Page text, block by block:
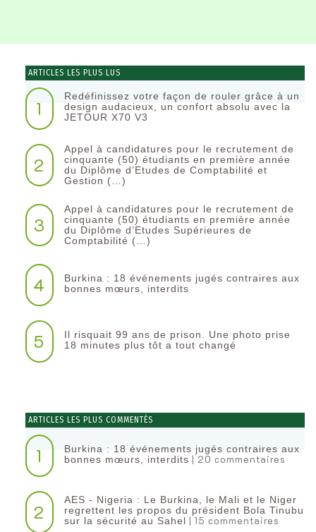
ARTICLES LES PLUS LUS
1
Redéfinissez votre façon de rouler grâce à un
design audacieux, un confort absolu avec la
JETOUR X70 V3
2
Appel à candidatures pour le recrutement de
cinquante (50) étudiants en première année
du Diplôme d’Etudes de Comptabilité et
Gestion (…)
3
Appel à candidatures pour le recrutement de
cinquante (50) étudiants en première année
du Diplôme d’Etudes Supérieures de
Comptabilité (…)
4
Burkina : 18 événements jugés contraires aux
bonnes mœurs, interdits
5
Il risquait 99 ans de prison. Une photo prise
18 minutes plus tôt a tout changé
ARTICLES LES PLUS COMMENTÉS
1
Burkina : 18 événements jugés contraires aux
bonnes mœurs, interdits | 20 commentaires
2
AES - Nigeria : Le Burkina, le Mali et le Niger
regrettent les propos du président Bola Tinubu
sur la sécurité au Sahel | 15 commentaires